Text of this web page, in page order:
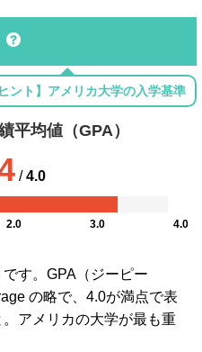
ント】アメリカ大学の入学基準
平均値（GPA）
/4.0
2.0 3.0 4.0
す。GPA（ジーピー
の略で、4.0が満点で表
アメリカの大学が最も重